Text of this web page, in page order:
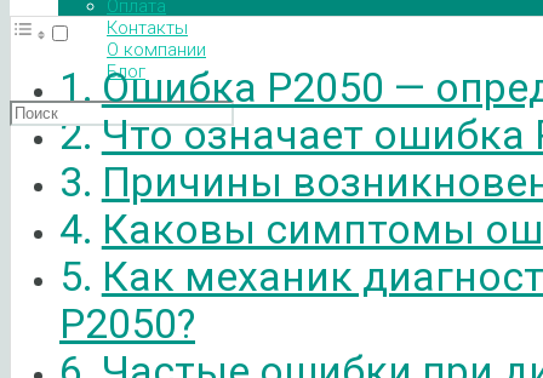
Оплата
Контакты
О компании
Блог
Ошибка P2050 —
Что означает ошибка
Причины
Каковы симптомы
Как механик
P2050?